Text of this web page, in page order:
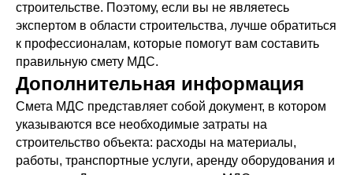
строительстве. Поэтому, если вы не являетесь
экспертом в области строительства, лучше обратиться
к профессионалам, которые помогут вам составить
правильную смету МДС.
Дополнительная информация
Смета МДС представляет собой документ, в котором
указываются все необходимые затраты на
строительство объекта: расходы на материалы,
работы, транспортные услуги, аренду оборудования и